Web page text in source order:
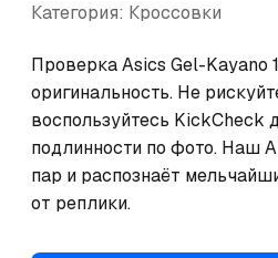
Категория: Кроссовки
Проверка Asics Gel-Kayano
оригинальность. Не
воспользуйтесь KickCheck
подлинности по фото. Наш
пар и распознаёт
от реплики.